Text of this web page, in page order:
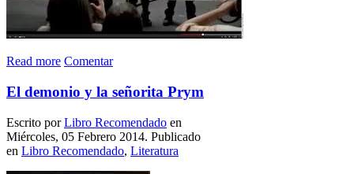
Read more Comentar
El demonio y la señorita Prym
Escrito porLibro Recomendado en
Miércoles, 05 Febrero 2014. Publicado
en Libro Recomendado, Literatura